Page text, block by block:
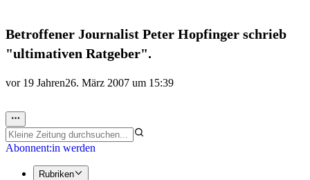
Betroffener Journalist Peter Hopfinger schrieb
"ultimativen Ratgeber".
vor 19 Jahren26. März 2007 um 15:39
Abonnent:in werden
Rubriken